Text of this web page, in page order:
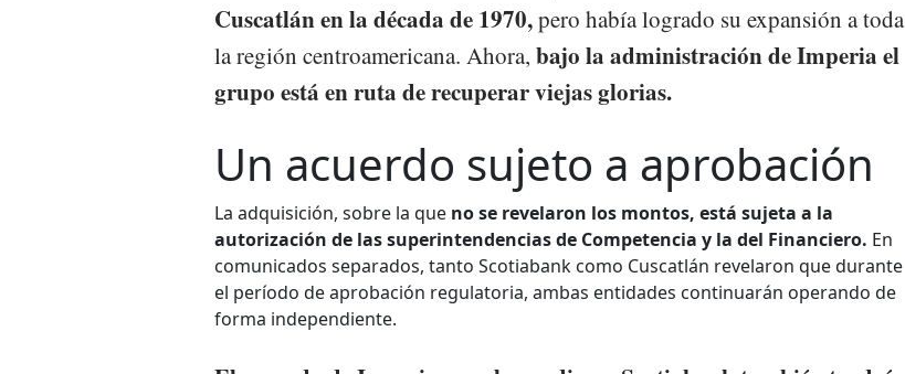
Cuscatlán en la década de 1970,pero había logrado su expansión a toda
la región centroamericana. Ahora, bajo la administración de Imperia el
grupo está en ruta de recuperar viejas glorias.
Un acuerdo sujeto a aprobación
La adquisición, sobre la que no se revelaron los montos, está sujeta a la
autorización de las superintendencias de Competencia y la del Financiero. En
comunicados separados, tanto Scotiabank como Cuscatlán revelaron que durante
el período de aprobación regulatoria, ambas entidades continuarán operando de
forma independiente.